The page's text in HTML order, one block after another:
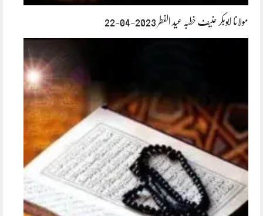
مولانا ابوبکر حنیف خطبہ عید الفطر 2023-04-22